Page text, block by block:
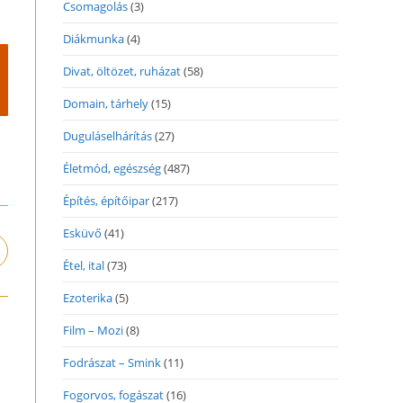
Csomagolás(3)
Diákmunka(4)
Divat, öltözet, ruházat(58)
Domain, tárhely(15)
Duguláselhárítás(27)
Életmód, egészség(487)
Építés, építőipar(217)
Esküvő (41)
Étel, ital(73)
Ezoterika(5)
Film – Mozi(8)
Fodrászat – Smink(11)
Fogorvos, fogászat(16)